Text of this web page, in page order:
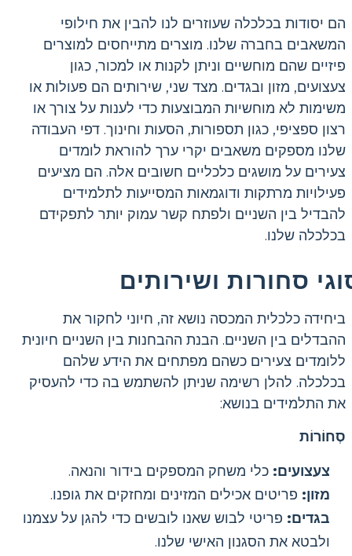
הם יסודות בכלכלה שעוזרים לנו להבין את חילופי
המשאבים בחברה שלנו. מוצרים מתייחסים למוצרים
פיזיים שהם מוחשיים וניתן לקנות או למכור, כגון
צעצועים, מזון ובגדים. מצד שני, שירותים הם פעולות או
משימות לא מוחשיות המבוצעות כדי לענות על צורך או
רצון ספציפי, כגון תספורות, הסעות וחינוך. דפי העבודה
שלנו מספקים משאבים יקרי ערך להוראת לומדים
צעירים על מושגים כלכליים חשובים אלה. הם מציעים
פעילויות מרתקות ודוגמאות המסייעות לתלמידים
להבדיל בין השניים ולפתח קשר עמוק יותר לתפקידם
בכלכלה שלנו.
סחורות ושירותים
ביחידה כלכלית המכסה נושא זה, חיוני לחקור את
ההבדלים בין השניים. הבנת ההבחנות בין השניים חיונית
ללומדים צעירים כשהם מפתחים את הידע שלהם
בכלכלה. להלן רשימה שניתן להשתמש בה כדי להעסיק
את התלמידים בנושא:
סְחוֹרוֹת
צעצועים: כלי משחק המספקים בידור והנאה.
מזון: פריטים אכילים המזינים ומחזקים את גופנו.
בגדים: פריטי לבוש שאנו לובשים כדי להגן על עצמנו
ולבטא את הסגנון האישי שלנו.